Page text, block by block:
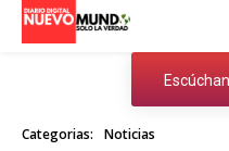
Categorias: Noticias